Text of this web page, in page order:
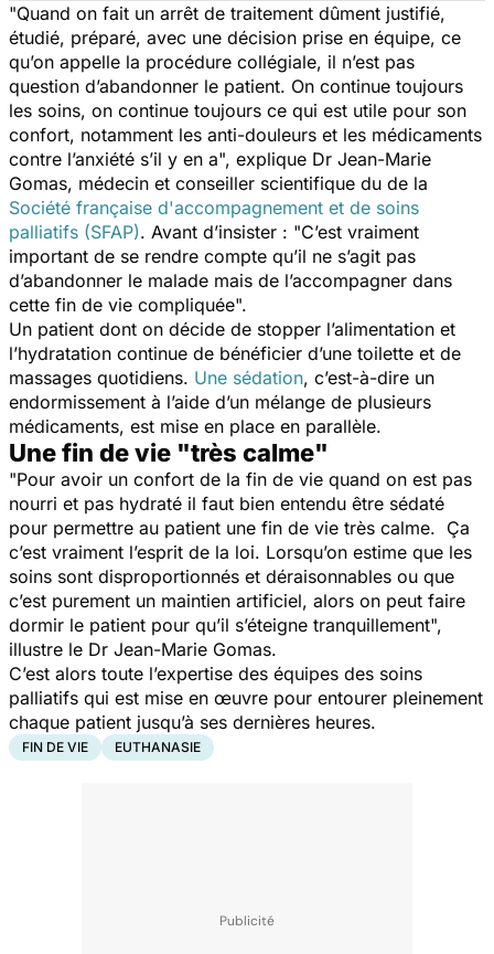
"Quand on fait un arrêt de traitement dûment justifié,
étudié, préparé, avec une décision prise en équipe, ce
qu’on appelle la procédure collégiale, il n’est pas
question d’abandonner le patient. On continue toujours
les soins, on continue toujours ce qui est utile pour son
confort, notamment les anti-douleurs et les médicaments
contre l’anxiété s’il y en a", explique Dr Jean-Marie
Gomas, médecin et conseiller scientifique du de la
Société française d'accompagnement et de soins
palliatifs (SFAP). Avant d’insister : "C’est vraiment
important de se rendre compte qu’il ne s’agit pas
d’abandonner le malade mais de l’accompagner dans
cette fin de vie compliquée".
Un patient dont on décide de stopper l’alimentation et
l’hydratation continue de bénéficier d’une toilette et de
massages quotidiens. Une sédation, c’est-à-dire un
endormissement à l’aide d’un mélange de plusieurs
médicaments, est mise en place en parallèle.
Une fin de vie "très calme"
"Pour avoir un confort de la fin de vie quand on est pas
nourri et pas hydraté il faut bien entendu être sédaté
pour permettre au patient une fin de vie très calme. Ça
c’est vraiment l’esprit de la loi. Lorsqu’on estime que les
soins sont disproportionnés et déraisonnables ou que
c’est purement un maintien artificiel, alors on peut faire
dormir le patient pour qu’il s’éteigne tranquillement",
illustre le Dr Jean-Marie Gomas.
C’est alors toute l’expertise des équipes des soins
palliatifs qui est mise en œuvre pour entourer pleinement
chaque patient jusqu’à ses dernières heures.
FIN DE VIE EUTHANASIE